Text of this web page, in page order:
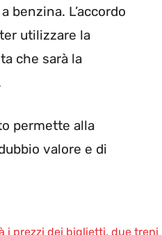
benzina. L’accordo
utilizzare la
che sarà la
permette alla
valore e di
i prezzi dei biglietti, due treni